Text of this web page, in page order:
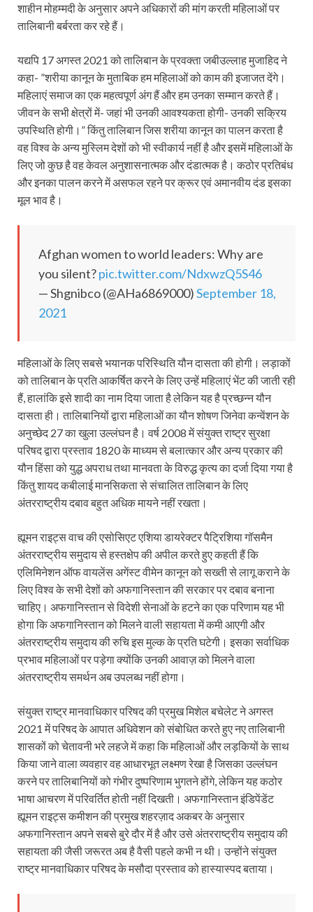
शाहीन मोहम्मदी के अनुसार अपने अधिकारों की मांग करती महिलाओं पर
तालिबानी बर्बरता कर रहे हैं।
यद्यपि 17 अगस्त 2021 को तालिबान के प्रवक्ता जबीउल्लाह मुजाहिद ने
कहा- ”शरीया कानून के मुताबिक हम महिलाओं को काम की इजाजत देंगे।
महिलाएं समाज का एक महत्वपूर्ण अंग हैं और हम उनका सम्मान करते हैं।
जीवन के सभी क्षेत्रों में- जहां भी उनकी आवश्यकता होगी- उनकी सक्रिय
उपस्थिति होगी।” किंतु तालिबान जिस शरीया कानून का पालन करता है
वह विश्व के अन्य मुस्लिम देशों को भी स्वीकार्य नहीं है और इसमें महिलाओं के
लिए जो कुछ है वह केवल अनुशासनात्मक और दंडात्मक है। कठोर प्रतिबंध
और इनका पालन करने में असफल रहने पर क्रूर एवं अमानवीय दंड इसका
मूल भाव है।
Afghan women to world leaders: Why are
you silent?pic.twitter.com/NdxwzQ5S46
— Shgnibco (@AHa6869000)September 18,
2021
महिलाओं के लिए सबसे भयानक परिस्थिति यौन दासता की होगी। लड़ाकों
को तालिबान के प्रति आकर्षित करने के लिए उन्हें महिलाएं भेंट की जाती रही
हैं, हालांकि इसे शादी का नाम दिया जाता है लेकिन यह है प्रच्छन्न यौन
दासता ही। तालिबानियों द्वारा महिलाओं का यौन शोषण जिनेवा कन्वेंशन के
अनुच्छेद 27 का खुला उल्लंघन है। वर्ष 2008 में संयुक्त राष्ट्र सुरक्षा
परिषद द्वारा प्रस्ताव 1820 के माध्यम से बलात्कार और अन्य प्रकार की
यौन हिंसा को युद्ध अपराध तथा मानवता के विरुद्ध कृत्य का दर्जा दिया गया है
किंतु शायद कबीलाई मानसिकता से संचालित तालिबान के लिए
अंतरराष्ट्रीय दबाव बहुत अधिक मायने नहीं रखता।
ह्यूमन राइट्स वाच की एसोसिएट एशिया डायरेक्टर पैट्रिशिया गॉसमैन
अंतरराष्ट्रीय समुदाय से हस्तक्षेप की अपील करते हुए कहती हैं कि
एलिमिनेशन ऑफ वायलेंस अगेंस्ट वीमेन कानून को सख्ती से लागू कराने के
लिए विश्व के सभी देशों को अफगानिस्तान की सरकार पर दबाव बनाना
चाहिए। अफगानिस्तान से विदेशी सेनाओं के हटने का एक परिणाम यह भी
होगा कि अफगानिस्तान को मिलने वाली सहायता में कमी आएगी और
अंतरराष्ट्रीय समुदाय की रुचि इस मुल्क के प्रति घटेगी। इसका सर्वाधिक
प्रभाव महिलाओं पर पड़ेगा क्योंकि उनकी आवाज़ को मिलने वाला
अंतरराष्ट्रीय समर्थन अब उपलब्ध नहीं होगा।
संयुक्त राष्ट्र मानवाधिकार परिषद की प्रमुख मिशेल बचेलेट ने अगस्त
2021 में परिषद के आपात अधिवेशन को संबोधित करते हुए नए तालिबानी
शासकों को चेतावनी भरे लहजे में कहा कि महिलाओं और लड़कियों के साथ
किया जाने वाला व्यवहार वह आधारभूत लक्ष्मण रेखा है जिसका उल्लंघन
करने पर तालिबानियों को गंभीर दुष्परिणाम भुगतने होंगे, लेकिन यह कठोर
भाषा आचरण में परिवर्तित होती नहीं दिखती। अफगानिस्तान इंडिपेंडेंट
ह्यूमन राइट्स कमीशन की प्रमुख शहरज़ाद अकबर के अनुसार
अफगानिस्तान अपने सबसे बुरे दौर में है और उसे अंतरराष्ट्रीय समुदाय की
सहायता की जैसी जरूरत अब है वैसी पहले कभी न थी। उन्होंने संयुक्त
राष्ट्र मानवाधिकार परिषद के मसौदा प्रस्ताव को हास्यास्पद बताया।